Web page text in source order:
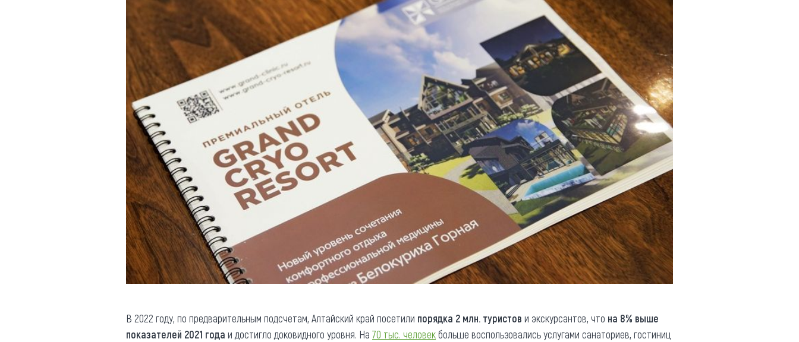
В 2022 году, по предварительным подсчетам, Алтайский край посетили порядка 2 млн. туристов и экскурсантов, что на 8% выше
показателей 2021 года и достигло доковидного уровня. На 70 тыс. человекбольше воспользовались услугами санаториев, гостиниц